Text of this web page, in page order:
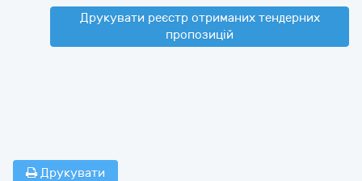
Друкувати реєстр отриманих тендерних
пропозицій
Друкувати